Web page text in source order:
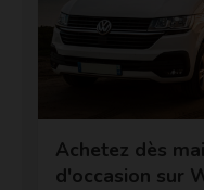
Achetez dès
d'occasion sur